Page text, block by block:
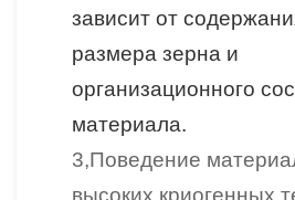
зависит от
размера зерна и
организационного
материала.
3,Поведение
высоких криогенных